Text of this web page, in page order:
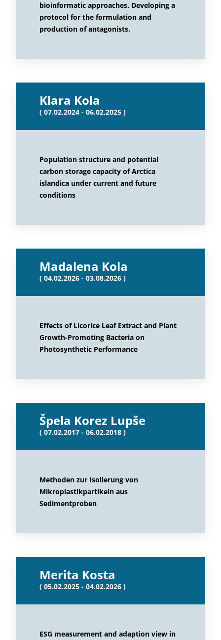
bioinformatic approaches. Developing a
protocol for the formulation and
production of antagonists.
Klara Kola
( 07.02.2024 - 06.02.2025 )
Population structure and potential
carbon storage capacity of Arctica
islandica under current and future
conditions
Madalena Kola
( 04.02.2026 - 03.08.2026 )
Effects of Licorice Leaf Extract and Plant
Growth-Promoting Bacteria on
Photosynthetic Performance
Špela Korez Lupše
( 07.02.2017 - 06.02.2018 )
Methoden zur Isolierung von
Mikroplastikpartikeln aus
Sedimentproben
Merita Kosta
( 05.02.2025 - 04.02.2026 )
ESG measurement and adaption view in